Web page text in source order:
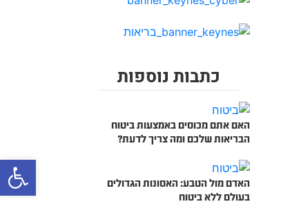
כתבות נוספות
האם אתם מכוסים באמצעות ביטוח
הבריאות שלכם ומה צריך לדעת?
האדם מול הטבע: האסונות הגדולים
בעולם ללא ביטוח